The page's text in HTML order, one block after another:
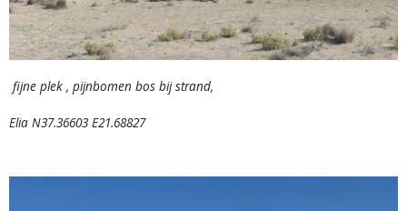
fijne plek , pijnbomen bos bij strand,
Elia N37.36603 E21.68827